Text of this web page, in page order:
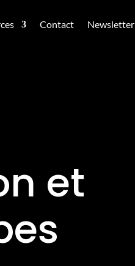
Contact Newsletter
et